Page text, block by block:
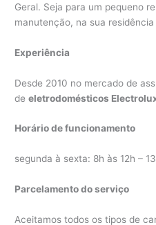
Geral. Seja para um pequeno
manutenção, na sua
Experiência
Desde 2010 no mercado de
deeletrodomésticos
Horário de funcionamento
segunda à sexta: 8h às 12h –
Parcelamento do serviço
Aceitamos todos os tipos de